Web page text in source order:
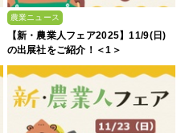
農業ニュース
【新・農業人フェア2025】11/9(日)
の出展社をご紹介！＜1＞